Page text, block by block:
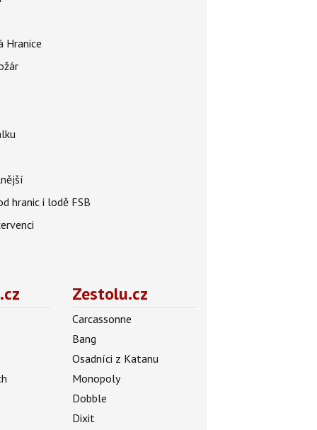
Hranice
hranic i lodě FSB
Zestolu.cz
Carcassonne
Bang
Osadníci z Katanu
Monopoly
Dobble
Dixit